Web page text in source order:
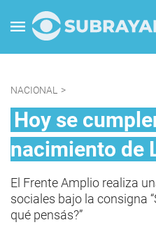
NACIONAL >
Hoy se
nacimiento de
El Frente Amplio realiza
sociales bajo la consigna
qué pensás?”